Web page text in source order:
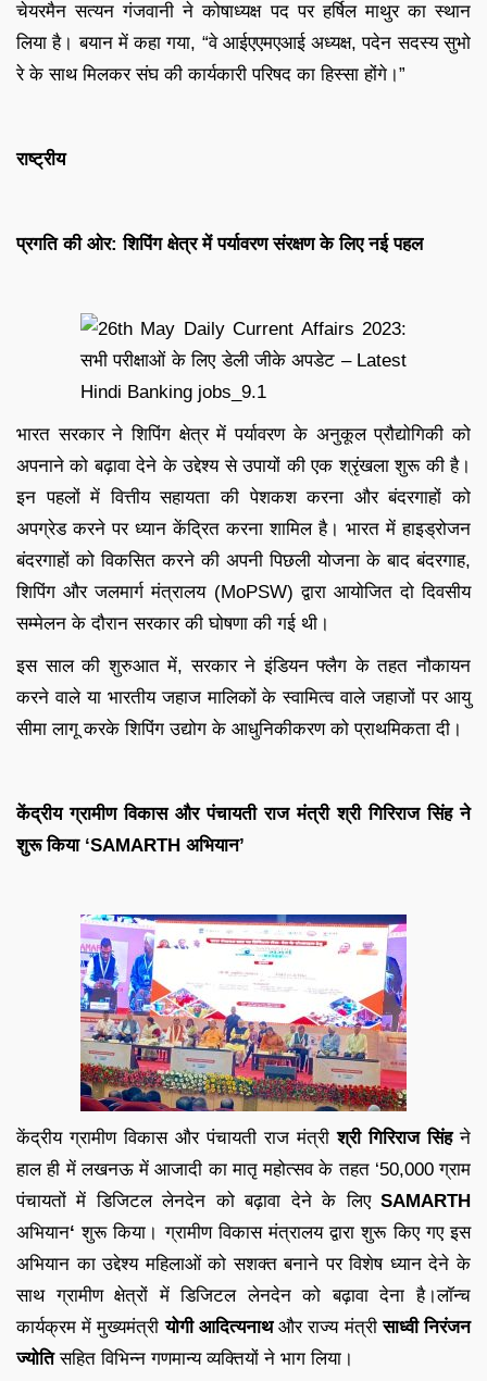
चेयरमैन सत्यन गंजवानी ने कोषाध्यक्ष पद पर हर्षिल माथुर का स्थान
लिया है। बयान में कहा गया, “वे आईएएमएआई अध्यक्ष, पदेन सदस्य सुभो
रे के साथ मिलकर संघ की कार्यकारी परिषद का हिस्सा होंगे।”
राष्ट्रीय
प्रगति की ओर: शिपिंग क्षेत्र में पर्यावरण संरक्षण के लिए नई पहल
भारत सरकार ने शिपिंग क्षेत्र में पर्यावरण के अनुकूल प्रौद्योगिकी को
अपनाने को बढ़ावा देने के उद्देश्य से उपायों की एक श्रृंखला शुरू की है।
इन पहलों में वित्तीय सहायता की पेशकश करना और बंदरगाहों को
अपग्रेड करने पर ध्यान केंद्रित करना शामिल है। भारत में हाइड्रोजन
बंदरगाहों को विकसित करने की अपनी पिछली योजना के बाद बंदरगाह,
शिपिंग और जलमार्ग मंत्रालय (MoPSW) द्वारा आयोजित दो दिवसीय
सम्मेलन के दौरान सरकार की घोषणा की गई थी।
इस साल की शुरुआत में, सरकार ने इंडियन फ्लैग के तहत नौकायन
करने वाले या भारतीय जहाज मालिकों के स्वामित्व वाले जहाजों पर आयु
सीमा लागू करके शिपिंग उद्योग के आधुनिकीकरण को प्राथमिकता दी।
केंद्रीय ग्रामीण विकास और पंचायती राज मंत्री श्री गिरिराज सिंह ने
शुरू किया ‘SAMARTH अभियान’
केंद्रीय ग्रामीण विकास और पंचायती राज मंत्री श्री गिरिराज सिंहने
हाल ही में लखनऊ में आजादी का मातृ महोत्सव के तहत ‘50,000 ग्राम
पंचायतों में डिजिटल लेनदेन को बढ़ावा देने के लिए SAMARTH
अभियान‘ शुरू किया। ग्रामीण विकास मंत्रालय द्वारा शुरू किए गए इस
अभियान का उद्देश्य महिलाओं को सशक्त बनाने पर विशेष ध्यान देने के
साथ ग्रामीण क्षेत्रों में डिजिटल लेनदेन को बढ़ावा देना है।लॉन्च
कार्यक्रम में मुख्यमंत्रीयोगी आदित्यनाथऔर राज्य मंत्रीसाध्वी निरंजन
ज्योतिसहित विभिन्न गणमान्य व्यक्तियों ने भाग लिया।